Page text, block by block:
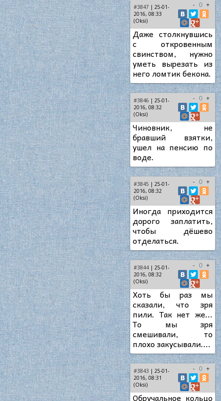
#3847 | 25-01-
2016, 08:33
(Oksi)
- 0 +
Даже столкнувшись
с откровенным
свинством, нужно
уметь вырезать из
него ломтик бекона.
#3846 | 25-01-
2016, 08:32
(Oksi)
- 0 +
Чиновник, не
бравший взятки,
ушел на пенсию по
воде.
#3845 | 25-01-
2016, 08:32
(Oksi)
- 0 +
Иногда приходится
дорого заплатить,
чтобы дёшево
отделаться.
#3844 | 25-01-
2016, 08:32
(Oksi)
- 0 +
Хоть бы раз мы
сказали, что зря
пили. Так нет же...
То мы зря
смешивали, то
плохо закусывали....
#3843 | 25-01-
2016, 08:31
(Oksi)
- 0 +
Обручальное кольцо